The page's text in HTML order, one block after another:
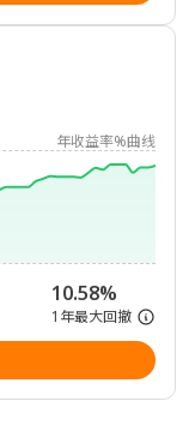
年收益率%曲线
10.58%
1年最大回撤